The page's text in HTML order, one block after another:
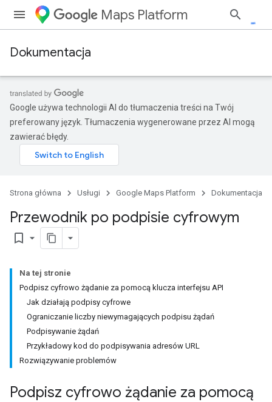
Maps Platform
Dokumentacja
Google używa technologii AI do tłumaczenia treści na Twój
preferowany język. Tłumaczenia wygenerowane przez AI mogą
zawierać błędy.
Strona główna Usługi Google Maps Platform Dokumentacja
Przewodnik po podpisie cyfrowym
bookmark_border
Na tej stronie
Podpisz cyfrowo żądanie za pomocą klucza interfejsu API
Jak działają podpisy cyfrowe
Ograniczanie liczby niewymagających podpisu żądań
Podpisywanie żądań
Przykładowy kod do podpisywania adresów URL
Rozwiązywanie problemów
Podpisz cyfrowo żądanie za pomocą